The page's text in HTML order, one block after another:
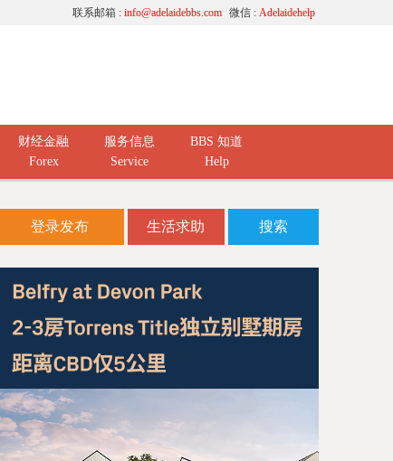
微信 : Adelaidehelp
联系邮箱 : info@adelaidebbs.com
财经金融
Forex
服务信息
Service
BBS 知道
Help
登录发布 生活求助 搜索